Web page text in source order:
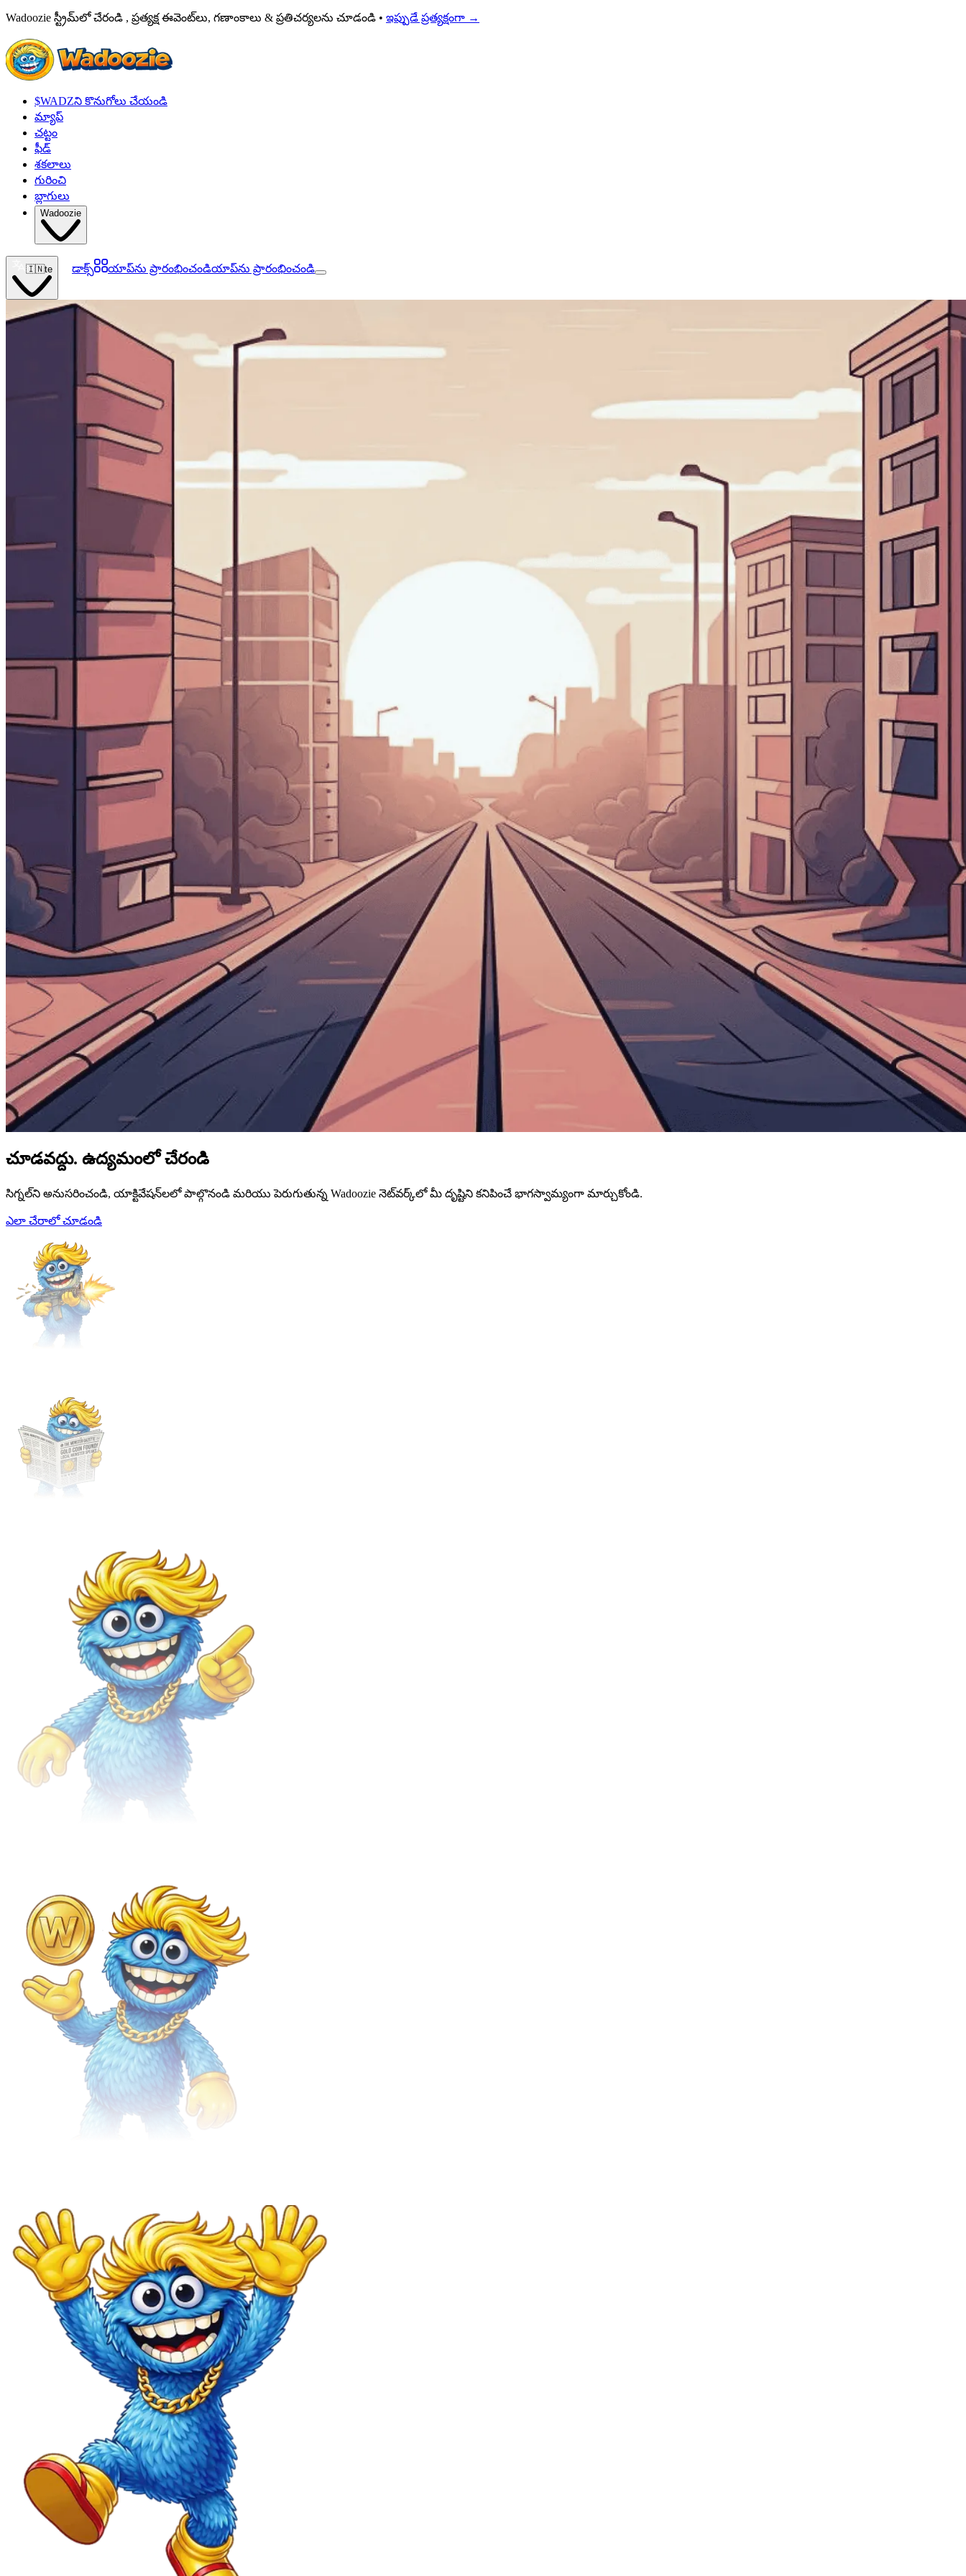
Wadoozie స్ట్రీమ్‌లో చేరండి , ప్రత్యక్ష ఈవెంట్‌లు, గణాంకాలు & ప్రతిచర్యలను చూడండి • ఇప్పుడే ప్రత్యక్షంగా →
$WADZని కొనుగోలు చేయండి
మ్యాప్
చట్టం
ఫీడ్
శకలాలు
గురించి
బ్లాగులు
Wadoozie
🇮🇳te డాక్స్ యాప్‌ను ప్రారంభించండియాప్‌ను ప్రారంభించండి
చూడవద్దు. ఉద్యమంలో చేరండి
సిగ్నల్‌ని అనుసరించండి, యాక్టివేషన్‌లలో పాల్గొనండి మరియు పెరుగుతున్న Wadoozie నెట్‌వర్క్‌లో మీ దృష్టిని కనిపించే భాగస్వామ్యంగా మార్చుకోండి.
ఎలా చేరాలో చూడండి